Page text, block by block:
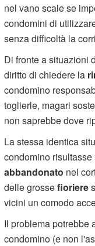
nel vano scale se
condomini di
senza difficoltà la
Di fronte a situazioni
diritto di chiedere la
condomino
toglierle, magari
non saprebbe dove
La stessa identica
condomino
abbandonato nel
delle grossefioriere
vicini un comodo
Il problema
condomino (e non